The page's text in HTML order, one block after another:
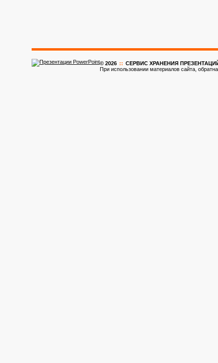
© 2026 :: CЕРВИС ХРАНЕНИЯ ПРЕЗЕНТАЦИЙ
При использовании материалов сайта,